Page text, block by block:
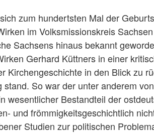
zum hundertsten Mal der
im Volksmissionskreis
Sachsens hinaus bekannt
Gerhard Küttners in einer
Kirchengeschichte in den Blick zu
So war der unter anderem
wesentlicher Bestandteil der
und frömmigkeitsgeschichtlich
Studien zur politischen